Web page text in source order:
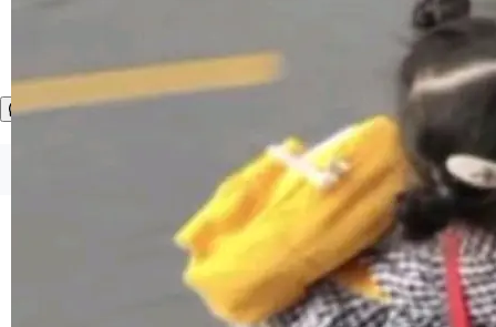
Harness 负责把能力落到真实环境中——调用工
具、读写文件、管理上下文、处理错误、完成闭
环。崔添翼招人的标...
理解、推理、生成与编辑，还仅以 8B-MoT 的轻
量大小，将能力推进到4K、更精细的真实质感、
更复杂的视觉控制和可持续迭代编辑。 相比 U
1，U1.5-Lite-Preview 在以下方向上带来了显著
提升： 原生支持4K图像生成； 更精细的局部纹
理、细节与真实世界质感； 更准确的中英文文字
生成与复杂版式组织； 更稳定的图...
©OSCHINA(OSChina.NET) 京ICP备2025119063号